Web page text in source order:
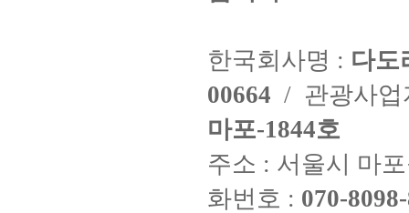
한국회사명 : 다도
00664 / 관광사
마포-1844호
주소 : 서울시 마
화번호 : 070-